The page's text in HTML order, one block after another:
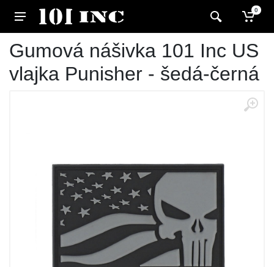
0
Gumová nášivka 101 Inc US
vlajka Punisher - šedá-černá